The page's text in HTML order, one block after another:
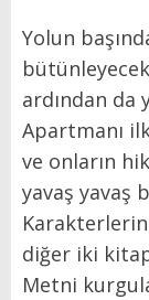
Yolun
ardından da
Apartmanı
ve onların
yavaş yavaş
diğer iki
Metni